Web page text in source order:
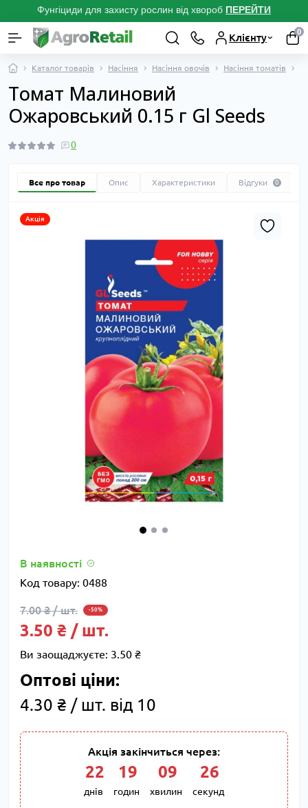
Фунгіциди для захисту рослин від хвороб ПЕРЕЙТИ
Клієнту
0
Каталог товарів Насіння Насіння овочів Насіння томатів
Томат Малиновий
Ожаровський 0.15 г Gl Seeds
0
Все про товар Опис Характеристики Відгуки 0
Акція
В наявності
Код товару: 0488
7.00 ₴ / шт. -50%
3.50 ₴ / шт.
Ви заощаджуєте: 3.50 ₴
Оптові ціни:
4.30 ₴ / шт. від 10
Акція закінчиться через:
22
днів
19
годин
09
хвилин
25
секунд